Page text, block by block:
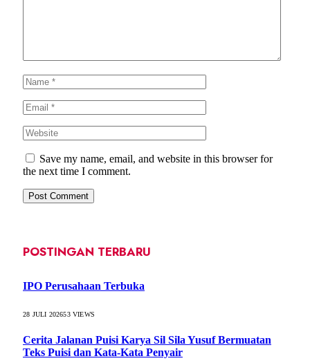
Save my name, email, and website in this browser for
the next time I comment.
POSTINGAN TERBARU
IPO Perusahaan Terbuka
28 JULI 202653VIEWS
Cerita Jalanan Puisi Karya Sil Sila Yusuf Bermuatan
Teks Puisi dan Kata-Kata Penyair